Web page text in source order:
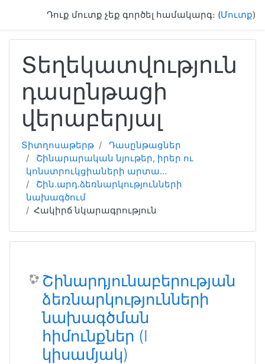
Դուք մուտք չեք գործել համակարգ։ (Մուտք)
Տեղեկատվություն
դասընթացի
վերաբերյալ
Տիտղոսաթերթ
Դասընթացներ
Շինարարական նյութեր, իրեր ու
կոնստրուկցիաների արտա...
Շին.արդ.ձեռնարկությունների
նախագծում
Հակիրճ նկարագրություն
Շինարդյունաբերության
ձեռնարկությունների
նախագծման
հիմունքներ (I
կիսամյակ)